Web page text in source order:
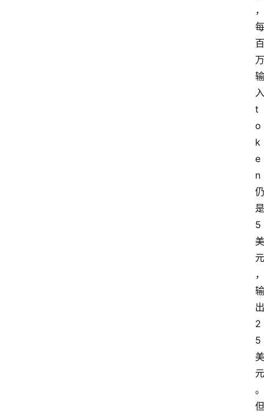
，
每
百
万
输
入
t
o
k
e
n
仍
是
5
美
元
，
输
出
2
5
美
元
。
但